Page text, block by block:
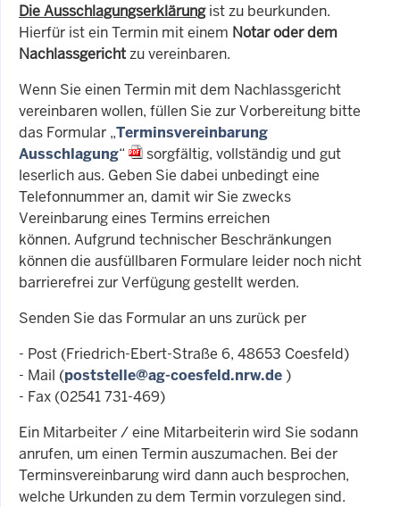
Die Ausschlagungserklärungist zu beurkunden.
Hierfür ist ein Termin mit einem Notar oder dem
Nachlassgerichtzu vereinbaren.
Wenn Sie einen Termin mit dem Nachlassgericht
vereinbaren wollen, füllen Sie zur Vorbereitung bitte
das Formular „Terminsvereinbarung
Ausschlagung“
sorgfältig, vollständig und gut
leserlich aus. Geben Sie dabei unbedingt eine
Telefonnummer an, damit wir Sie zwecks
Vereinbarung eines Termins erreichen
können. Aufgrund technischer Beschränkungen
können die ausfüllbaren Formulare leider noch nicht
barrierefrei zur Verfügung gestellt werden.
Senden Sie das Formular an uns zurück per
- Post (Friedrich-Ebert-Straße 6, 48653 Coesfeld)
- Mail (poststelle@ag-coesfeld.nrw.de )
- Fax (02541 731-469)
Ein Mitarbeiter / eine Mitarbeiterin wird Sie sodann
anrufen, um einen Termin auszumachen. Bei der
Terminsvereinbarung wird dann auch besprochen,
welche Urkunden zu dem Termin vorzulegen sind.